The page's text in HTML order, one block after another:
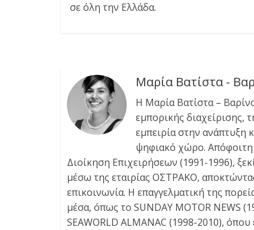
σε όλη την Ελλάδα.
Μαρία Βατίστα -
Η Μαρία Βατίστα –
εμπορικής διαχείρισης,
εμπειρία στην
ψηφιακό χώρο. Απόφοιτη
Διοίκηση Επιχειρήσεων (1991-1996),
μέσω της εταιρίας ΟΣΤΡΑΚΟ,
επικοινωνία. Η επαγγελματική της
μέσα, όπως το SUNDAY MOTOR NEWS
SEAWORLD ALMANAC (1998-2010),